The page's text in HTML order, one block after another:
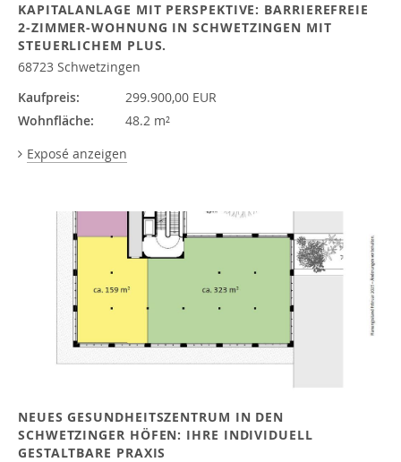
KAPITALANLAGE MIT PERSPEKTIVE: BARRIEREFREIE
2-ZIMMER-WOHNUNG IN SCHWETZINGEN MIT
STEUERLICHEM PLUS.
68723 Schwetzingen
Kaufpreis:
299.900,00 EUR
Wohnfläche:
48.2 m²
Exposé anzeigen
NEUES GESUNDHEITSZENTRUM IN DEN
SCHWETZINGER HÖFEN: IHRE INDIVIDUELL
GESTALTBARE PRAXIS